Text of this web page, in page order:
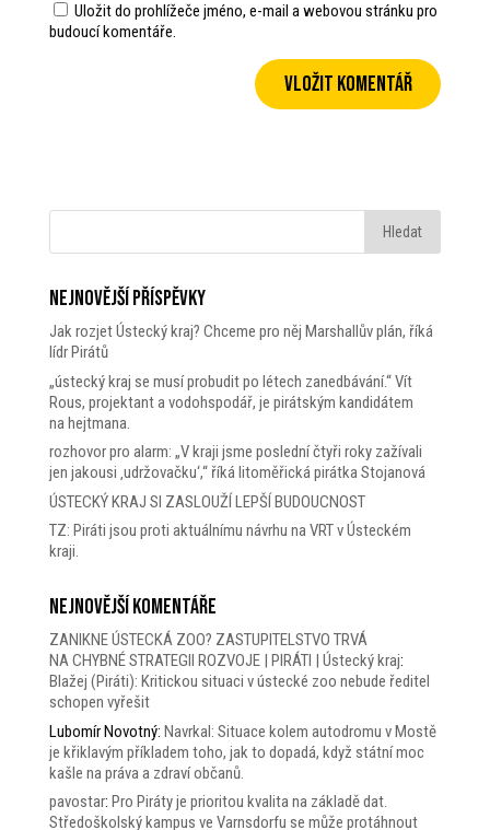
Uložit do prohlížeče jméno, e-mail a webovou stránku pro
budoucí komentáře.
Nejnovější příspěvky
Jak rozjet Ústecký kraj? Chceme pro něj Marshallův plán, říká
lídr Pirátů
„ústecký kraj se musí probudit po létech zanedbávání.“ Vít
Rous, projektant a vodohspodář, je pirátským kandidátem
na hejtmana.
rozhovor pro alarm: „V kraji jsme poslední čtyři roky zažívali
jen jakousi ‚udržovačku‘,“ říká litoměřická pirátka Stojanová
ÚSTECKÝ KRAJ SI ZASLOUŽÍ LEPŠÍ BUDOUCNOST
TZ: Piráti jsou proti aktuálnímu návrhu na VRT v Ústeckém
kraji.
Nejnovější komentáře
ZANIKNE ÚSTECKÁ ZOO? ZASTUPITELSTVO TRVÁ
NA CHYBNÉ STRATEGII ROZVOJE | PIRÁTI | Ústecký kraj:
Blažej (Piráti): Kritickou situaci v ústecké zoo nebude ředitel
schopen vyřešit
Lubomír Novotný: Navrkal: Situace kolem autodromu v Mostě
je křiklavým příkladem toho, jak to dopadá, když státní moc
kašle na práva a zdraví občanů.
pavostar: Pro Piráty je prioritou kvalita na základě dat.
Středoškolský kampus ve Varnsdorfu se může protáhnout